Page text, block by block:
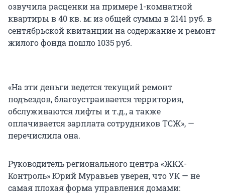
озвучила расценки на примере 1-комнатной
квартиры в 40 кв. м: из общей суммы в 2141 руб. в
сентябрьской квитанции на содержание и ремонт
жилого фонда пошло 1035 руб.
«На эти деньги ведется текущий ремонт
подъездов, благоустраивается территория,
обслуживаются лифты и т.д., а также
оплачивается зарплата сотрудников ТСЖ», —
перечислила она.
Руководитель регионального центра «ЖКХ-
Контроль» Юрий Муравьев уверен, что УК — не
самая плохая форма управления домами: